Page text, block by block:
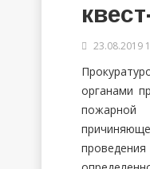
23.08.2019
органами
пожарной